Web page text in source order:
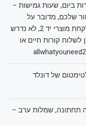
ביום, שעות גמישות –
שלכם, מדובר על
מענה טלפוני ופיזי ללקוחות המעוניינים לקחת מוצרי יד 2, לא נדרש
25000 בחודש, ניתן לשלוח קורות חיים או
של דונלד
תחתונה, שמלות ערב –